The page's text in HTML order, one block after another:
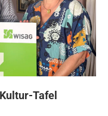
Tafel